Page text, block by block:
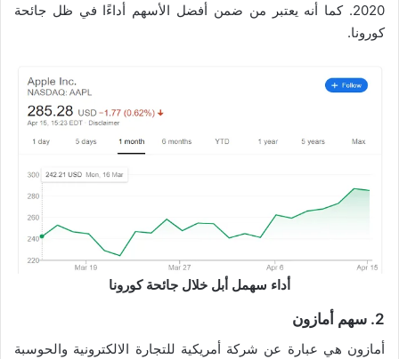
2020. كما أنه يعتبر من ضمن أفضل الأسهم أداءًا في ظل جائحة
كورونا.
أداء سهمل أبل خلال جائحة كورونا
2. سهم أمازون
أمازون هي عبارة عن شركة أمريكية للتجارة الالكترونية والحوسبة